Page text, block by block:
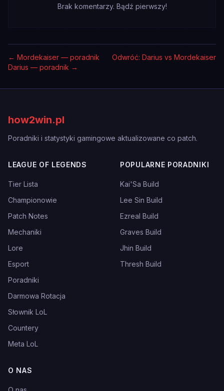
Brak komentarzy. Bądź pierwszy!
← Mordekaiser — poradnik
Odwróć: Darius vs Mordekaiser
Darius — poradnik →
how2win.pl
Poradniki i statystyki gamingowe aktualizowane co patch.
LEAGUE OF LEGENDS
Tier Lista
Championowie
Patch Notes
Mechaniki
Lore
Esport
Poradniki
Darmowa Rotacja
Słownik LoL
Countery
Meta LoL
POPULARNE PORADNIKI
Kai'Sa Build
Lee Sin Build
Ezreal Build
Graves Build
Jhin Build
Thresh Build
O NAS